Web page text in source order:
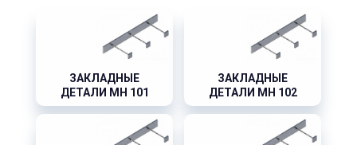
ЗАКЛАДНЫЕ
ДЕТАЛИ МН 101
ЗАКЛАДНЫЕ
ДЕТАЛИ МН 102